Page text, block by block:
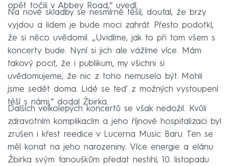
opět točili v Abbey Road,“ uvedl.
Na nové skladby se nesmírně těšil, doufal, že brzy
vyjdou a lidem je bude moci zahrát. Přesto podotkl,
že si něco uvědomil. „Uvidíme, jak to při tom všem s
koncerty bude. Nyní si jich ale vážíme více. Mám
takový pocit, že i publikum, my všichni si
uvědomujeme, že nic z toho nemuselo být. Mohli
jsme sedět doma. Lidé se teď z možných vystoupení
těší s námi,“ dodal Žbirka.
Dalších velkolepých koncertů se však nedožil. Kvůli
zdravotním komplikacím a jeho říjnové hospitalizaci byl
zrušen i křest reedice v Lucerna Music Baru. Ten se
měl konat na jeho narozeniny. Více energie a elánu
Žbirka svým fanouškům předat nestihl, 10. listopadu